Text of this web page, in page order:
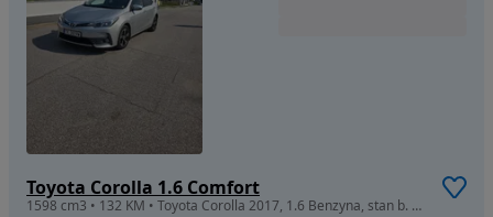
Toyota Corolla 1.6 Comfort
1598 cm3 • 132 KM • Toyota Corolla 2017, 1.6 Benzyna, stan b. dobry